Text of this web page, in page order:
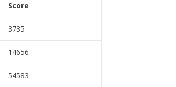
Score
3735
14656
54583